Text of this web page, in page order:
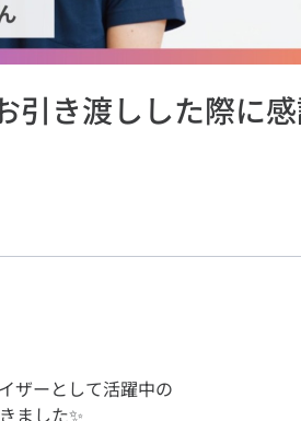
引き渡しした際に
ザーとして活躍中の